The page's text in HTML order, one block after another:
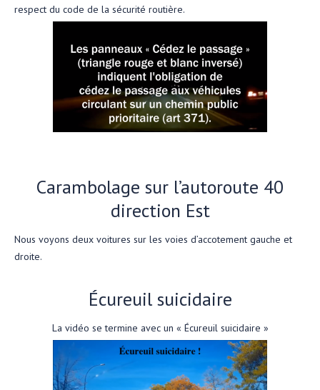
respect du code de la sécurité routière.
Carambolage sur l’autoroute 40
direction Est
Nous voyons deux voitures sur les voies d’accotement gauche et
droite.
Écureuil suicidaire
La vidéo se termine avec un « Écureuil suicidaire »